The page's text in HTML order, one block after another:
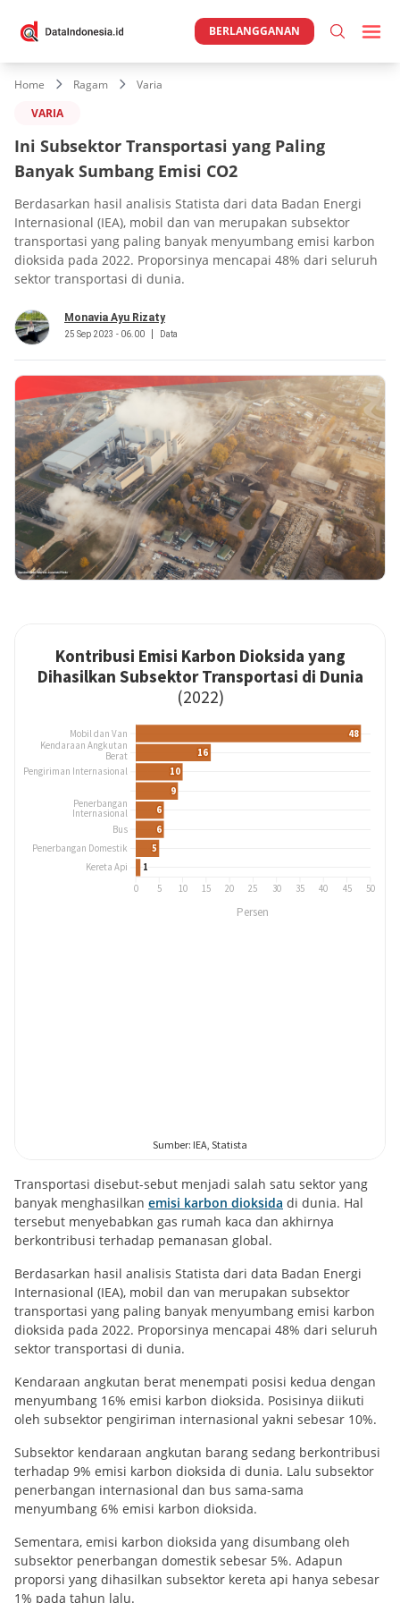
BERLANGGANAN
Home Ragam
Varia
VARIA
Ini Subsektor Transportasi yang Paling
Banyak Sumbang Emisi CO2
Berdasarkan hasil analisis Statista dari data Badan Energi
Internasional (IEA), mobil dan van merupakan subsektor
transportasi yang paling banyak menyumbang emisi karbon
dioksida pada 2022. Proporsinya mencapai 48% dari seluruh
sektor transportasi di dunia.
Monavia Ayu Rizaty
25 Sep 2023 - 06.00 Data
Transportasi disebut-sebut menjadi salah satu sektor yang
banyak menghasilkan emisi karbon dioksida di dunia. Hal
tersebut menyebabkan gas rumah kaca dan akhirnya
berkontribusi terhadap pemanasan global.
Berdasarkan hasil analisis Statista dari data Badan Energi
Internasional (IEA), mobil dan van merupakan subsektor
transportasi yang paling banyak menyumbang emisi karbon
dioksida pada 2022. Proporsinya mencapai 48% dari seluruh
sektor transportasi di dunia.
Kendaraan angkutan berat menempati posisi kedua dengan
menyumbang 16% emisi karbon dioksida. Posisinya diikuti
oleh subsektor pengiriman internasional yakni sebesar 10%.
Subsektor kendaraan angkutan barang sedang berkontribusi
terhadap 9% emisi karbon dioksida di dunia. Lalu subsektor
penerbangan internasional dan bus sama-sama
menyumbang 6% emisi karbon dioksida.
Sementara, emisi karbon dioksida yang disumbang oleh
subsektor penerbangan domestik sebesar 5%. Adapun
proporsi yang dihasilkan subsektor kereta api hanya sebesar
1% pada tahun lalu.